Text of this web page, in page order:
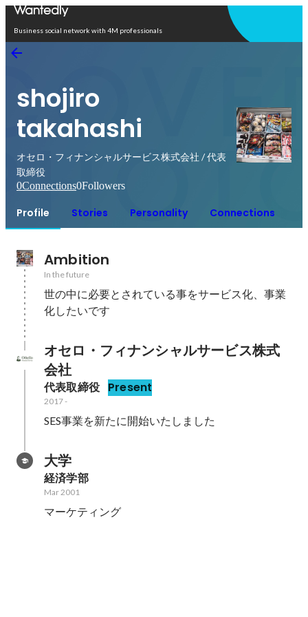
Business social network with 4M professionals
shojiro
takahashi
オセロ・フィナンシャルサービス株式会社 / 代表
取締役
0Connections0Followers
Profile Stories Personality Connections
Ambition
In the future
世の中に必要とされている事をサービス化、事業
化したいです
オセロ・フィナンシャルサービス株式
会社
代表取締役 Present
2017-
SES事業を新たに開始いたしました
大学
経済学部
Mar 2001
マーケティング